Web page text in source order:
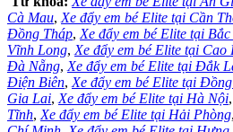
Cà Mau, Xe đẩy em bé Elite tại Cần
Đồng Tháp, Xe đẩy em bé Elite tại
Vĩnh Long, Xe đẩy em bé Elite tại Cao
Đà Nẵng, Xe đẩy em bé Elite tại Đắk
Điện Biên, Xe đẩy em bé Elite tại
Gia Lai, Xe đẩy em bé Elite tại Hà Nội,
Tĩnh, Xe đẩy em bé Elite tại Hải Phòng,